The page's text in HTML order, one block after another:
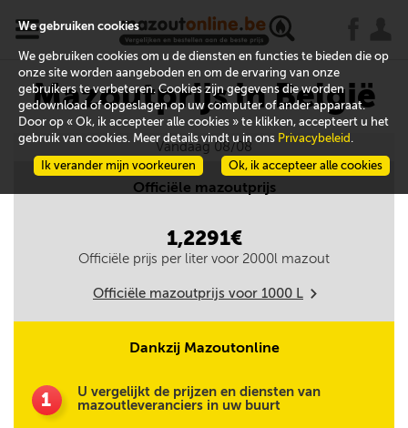
x
Mazoutprijs in België
Vandaag 08/08
Officiële mazoutprijs
1,2291€
Officiële prijs per liter voor 2000l mazout
Officiële mazoutprijs voor 1000 L m
Dankzij Mazoutonline
1
U vergelijkt de prijzen en diensten van
mazoutleveranciers in uw buurt
We gebruiken cookies
We gebruiken cookies om u de diensten en functies te bieden die op
onze site worden aangeboden en om de ervaring van onze
gebruikers te verbeteren. Cookies zijn gegevens die worden
gedownload of opgeslagen op uw computer of ander apparaat.
Door op « Ok, ik accepteer alle cookies » te klikken, accepteert u het
gebruik van cookies. Meer details vindt u in ons Privacybeleid .
Ok, ik accepteer alle cookies
Ik verander mijn voorkeuren